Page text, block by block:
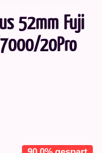
52mm Fuji
20Pro